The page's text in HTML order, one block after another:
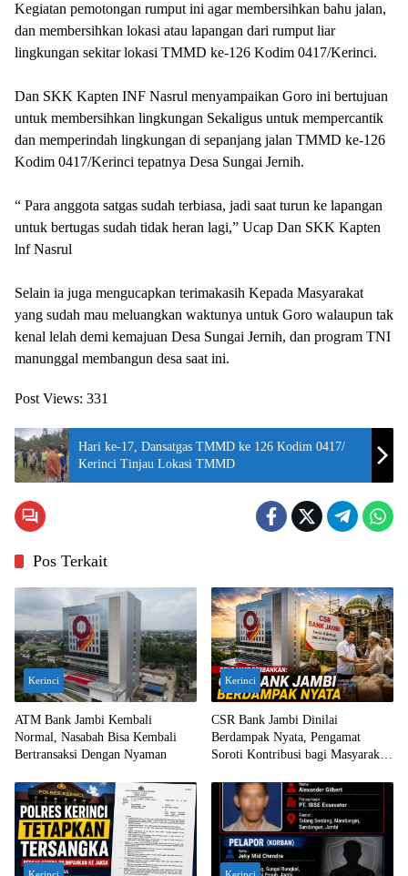
‎Kegiatan pemotongan rumput ini agar membersihkan bahu jalan,
dan membersihkan lokasi atau lapangan dari rumput liar
lingkungan sekitar lokasi TMMD ke-126 Kodim 0417/Kerinci.
‎Dan SKK Kapten INF Nasrul menyampaikan Goro ini bertujuan
untuk membersihkan lingkungan Sekaligus untuk mempercantik
dan memperindah lingkungan di sepanjang jalan TMMD ke-126
Kodim 0417/Kerinci tepatnya Desa Sungai Jernih.
‎“ Para anggota satgas sudah terbiasa, jadi saat turun ke lapangan
untuk bertugas sudah tidak heran lagi,” Ucap Dan SKK Kapten
lnf Nasrul
‎Selain ia juga mengucapkan terimakasih Kepada Masyarakat
yang sudah mau meluangkan waktunya untuk Goro walaupun tak
kenal lelah demi kemajuan Desa Sungai Jernih, dan program TNI
manunggal membangun desa saat ini.
Post Views: 331
Hari ke-17, Dansatgas TMMD ke 126 Kodim 0417/
Kerinci Tinjau Lokasi TMMD
Pos Terkait
Kerinci
ATM Bank Jambi Kembali
Normal, Nasabah Bisa Kembali
Bertransaksi Dengan Nyaman
Kerinci
CSR Bank Jambi Dinilai
Berdampak Nyata, Pengamat
Soroti Kontribusi bagi Masyarakat